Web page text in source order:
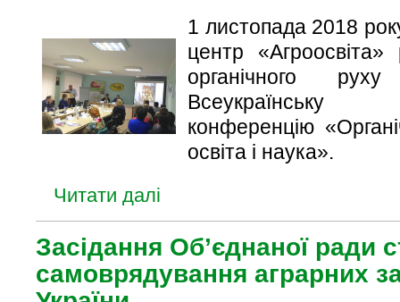
1 листопада 2018
центр
органічного
Всеукраїнську
конференцію
освіта і наука».
Читати далі
Засідання Об’єднаної ради
самоврядування аграрних